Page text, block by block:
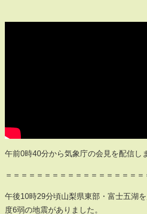
午前0時40分から気象庁の会見を配信し
＝＝＝＝＝＝＝＝＝＝＝＝＝＝＝＝＝＝
午後10時29分頃山梨県東部・富士五湖
度6弱の地震がありました。